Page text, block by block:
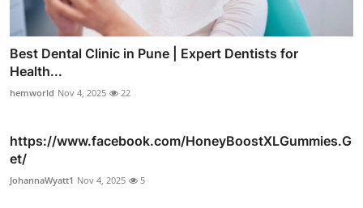
Best Dental Clinic in Pune | Expert Dentists for
Health...
hemworld Nov 4, 2025 22
https://www.facebook.com/HoneyBoostXLGummies.G
et/
JohannaWyatt1 Nov 4, 2025 5